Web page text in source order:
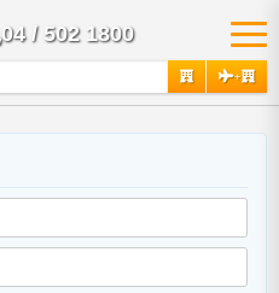
04 / 502 1800
+